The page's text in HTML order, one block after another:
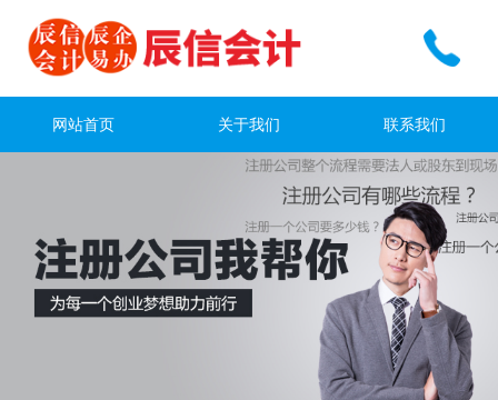
网站首页 关于我们 联系我们